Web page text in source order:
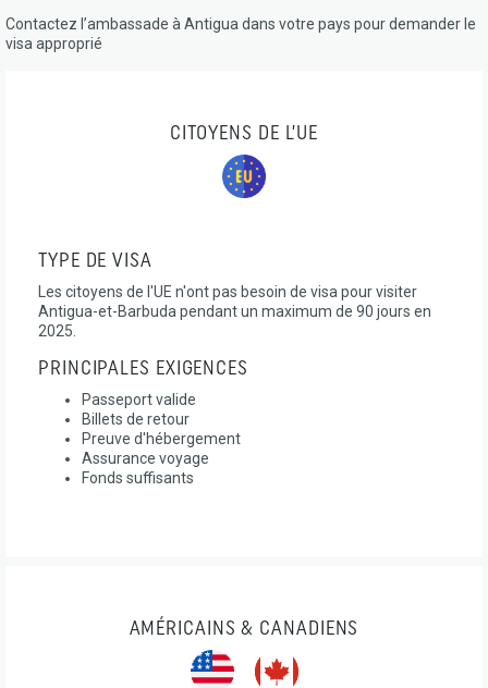
Contactez l’ambassade à Antigua dans votre pays pour demander le
visa approprié
CITOYENS DE L’UE
TYPE DE VISA
Les citoyens de l'UE n'ont pas besoin de visa pour visiter
Antigua-et-Barbuda pendant un maximum de 90 jours en
2025.
PRINCIPALES EXIGENCES
Passeport valide
Billets de retour
Preuve d'hébergement
Assurance voyage
Fonds suffisants
AMÉRICAINS & CANADIENS